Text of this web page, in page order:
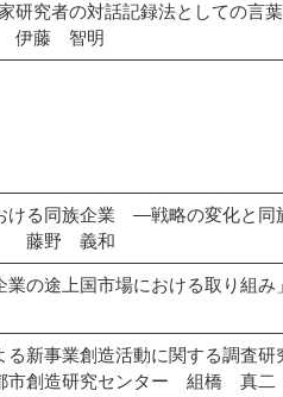
研究者の対話記録法としての言葉
伊藤 智明
ける同族企業 ―戦略の変化と同
藤野 義和
業の途上国市場における取り組み」
る新事業創造活動に関する調査研
市創造研究センター 組橋 真二